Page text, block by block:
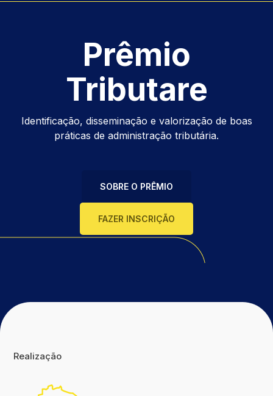
Prêmio
Tributare
Identificação, disseminação e valorização de boas
práticas de administração tributária.
SOBRE O PRÊMIO
FAZER INSCRIÇÃO
Realização